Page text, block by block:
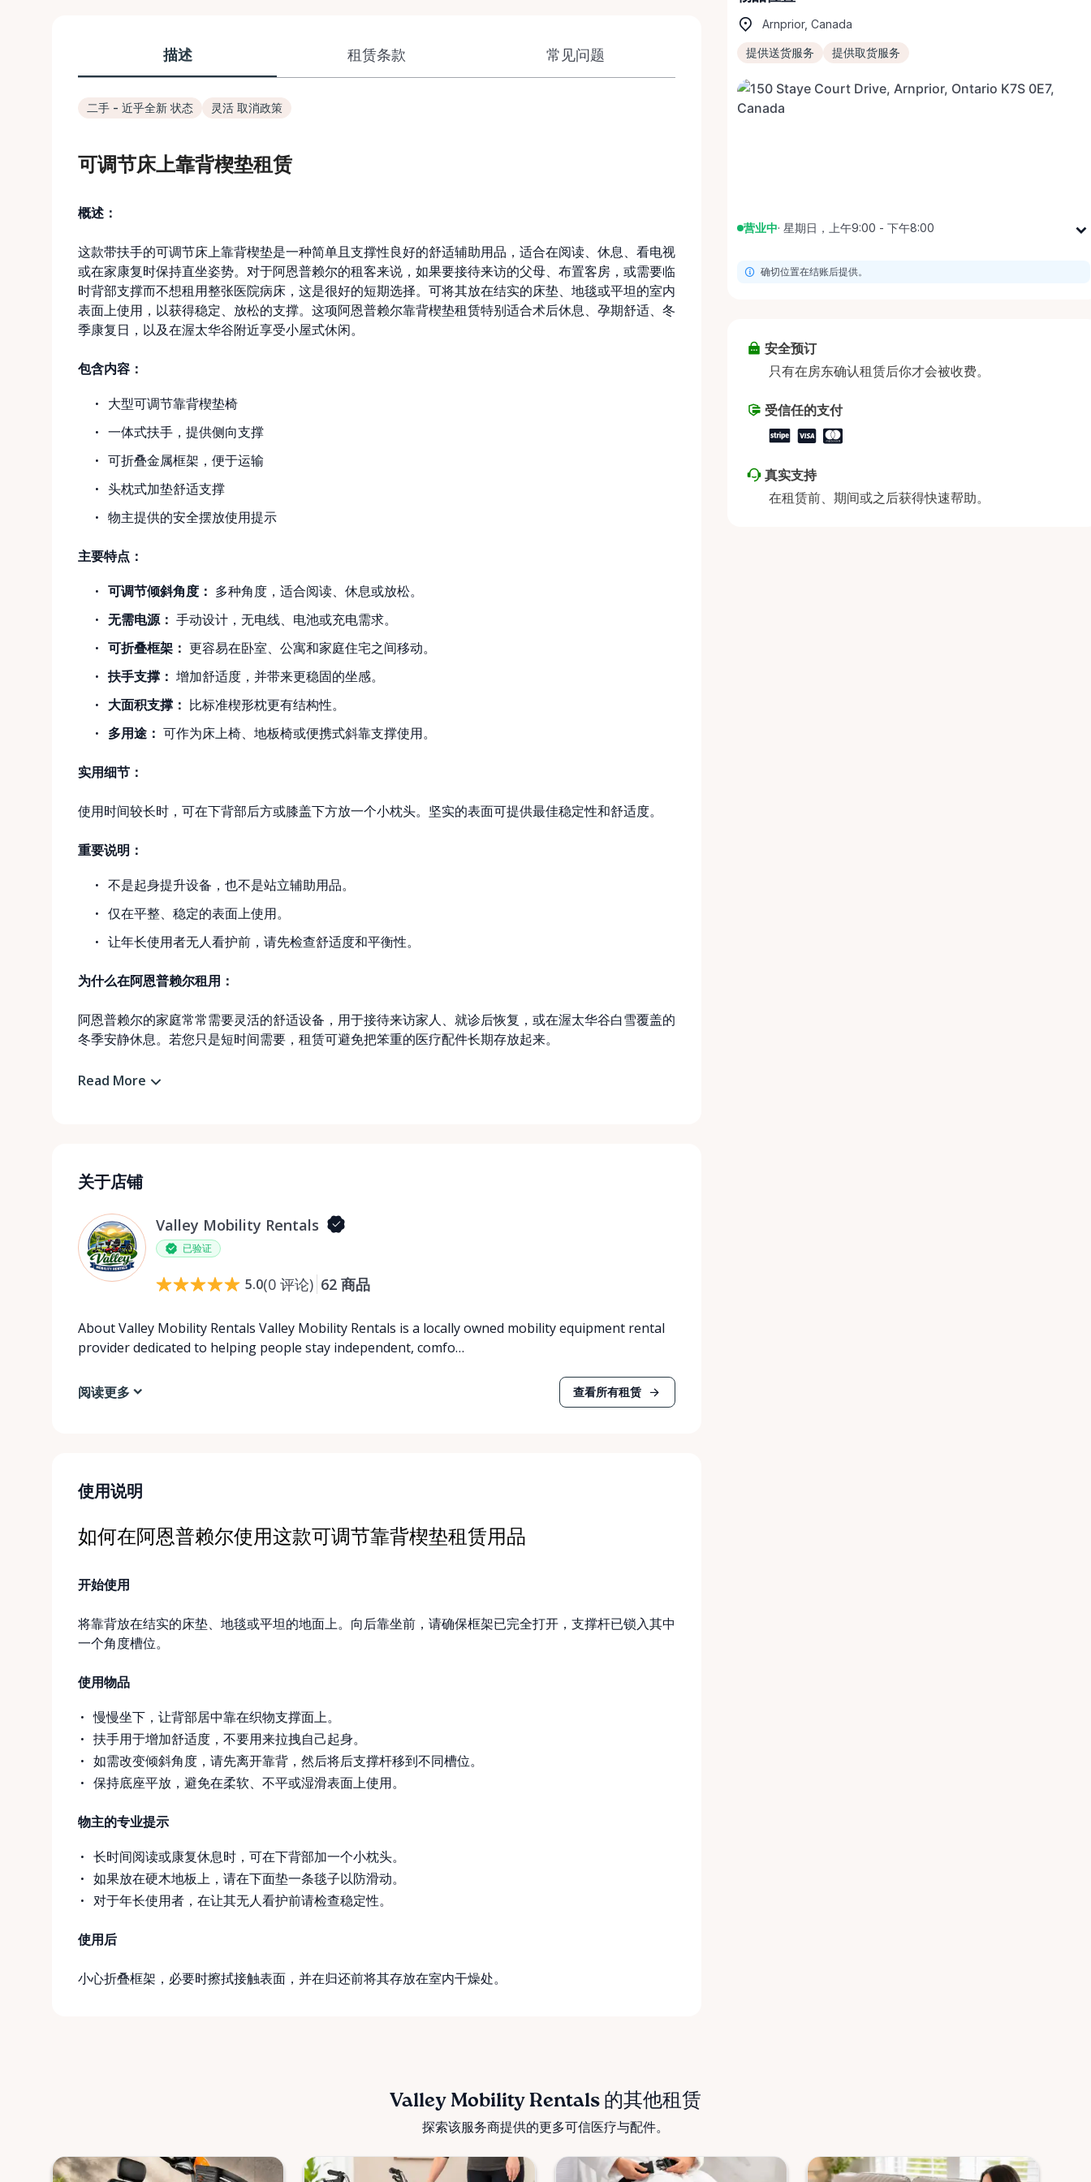
描述 租赁条款 常见问题
二手 - 近乎全新 状态 灵活 取消政策
可调节床上靠背楔垫租赁
概述：
这款带扶手的可调节床上靠背楔垫是一种简单且支撑性良好的舒适辅助用品，适合在阅读、休息、看电视
或在家康复时保持直坐姿势。对于阿恩普赖尔的租客来说，如果要接待来访的父母、布置客房，或需要临
时背部支撑而不想租用整张医院病床，这是很好的短期选择。可将其放在结实的床垫、地毯或平坦的室内
表面上使用，以获得稳定、放松的支撑。这项阿恩普赖尔靠背楔垫租赁特别适合术后休息、孕期舒适、冬
季康复日，以及在渥太华谷附近享受小屋式休闲。
包含内容：
大型可调节靠背楔垫椅
一体式扶手，提供侧向支撑
可折叠金属框架，便于运输
头枕式加垫舒适支撑
物主提供的安全摆放使用提示
主要特点：
可调节倾斜角度： 多种角度，适合阅读、休息或放松。
无需电源： 手动设计，无电线、电池或充电需求。
可折叠框架： 更容易在卧室、公寓和家庭住宅之间移动。
扶手支撑： 增加舒适度，并带来更稳固的坐感。
大面积支撑： 比标准楔形枕更有结构性。
多用途： 可作为床上椅、地板椅或便携式斜靠支撑使用。
实用细节：
使用时间较长时，可在下背部后方或膝盖下方放一个小枕头。坚实的表面可提供最佳稳定性和舒适度。
重要说明：
不是起身提升设备，也不是站立辅助用品。
仅在平整、稳定的表面上使用。
让年长使用者无人看护前，请先检查舒适度和平衡性。
为什么在阿恩普赖尔租用：
阿恩普赖尔的家庭常常需要灵活的舒适设备，用于接待来访家人、就诊后恢复，或在渥太华谷白雪覆盖的
冬季安静休息。若您只是短时间需要，租赁可避免把笨重的医疗配件长期存放起来。
Read More
关于店铺
Valley Mobility Rentals
已验证
5.0(0 评论) 62 商品
About Valley Mobility Rentals Valley Mobility Rentals is a locally owned mobility equipment rental
provider dedicated to helping people stay independent, comfo…
阅读更多 查看所有租赁
使用说明
如何在阿恩普赖尔使用这款可调节靠背楔垫租赁用品
开始使用
将靠背放在结实的床垫、地毯或平坦的地面上。向后靠坐前，请确保框架已完全打开，支撑杆已锁入其中
一个角度槽位。
使用物品
慢慢坐下，让背部居中靠在织物支撑面上。
扶手用于增加舒适度，不要用来拉拽自己起身。
如需改变倾斜角度，请先离开靠背，然后将后支撑杆移到不同槽位。
保持底座平放，避免在柔软、不平或湿滑表面上使用。
物主的专业提示
长时间阅读或康复休息时，可在下背部加一个小枕头。
如果放在硬木地板上，请在下面垫一条毯子以防滑动。
对于年长使用者，在让其无人看护前请检查稳定性。
使用后
小心折叠框架，必要时擦拭接触表面，并在归还前将其存放在室内干燥处。
Arnprior, Canada
提供送货服务 提供取货服务
营业中· 星期日，上午9:00 - 下午8:00
星期二
星期五
星期六
确切位置在结账后提供。
安全预订
只有在房东确认租赁后你才会被收费。
受信任的支付
真实支持
在租赁前、期间或之后获得快速帮助。
Valley Mobility Rentals 的其他租赁
探索该服务商提供的更多可信医疗与配件。